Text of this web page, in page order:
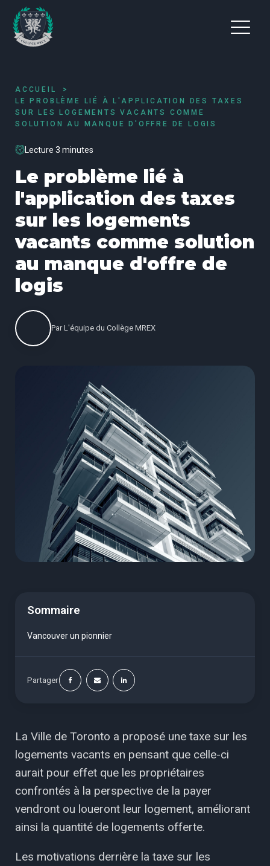
ACCUEIL
LE PROBLÈME LIÉ À L'APPLICATION DES TAXES
SUR LES LOGEMENTS VACANTS COMME
SOLUTION AU MANQUE D'OFFRE DE LOGIS
Lecture 3 minutes
Le problème lié à
l'application des taxes
sur les logements
vacants comme solution
au manque d'offre de
logis
Par L'équipe du Collège MREX
Sommaire
Vancouver un pionnier
Partager
La Ville de Toronto a proposé une taxe sur les
logements vacants en pensant que celle-ci
aurait pour effet que les propriétaires
confrontés à la perspective de la payer
vendront ou loueront leur logement, améliorant
ainsi la quantité de logements offerte.
Les motivations derrière la taxe sur les